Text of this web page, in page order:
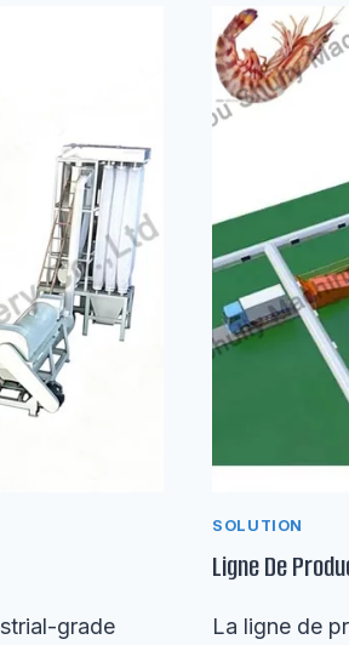
grade
SOLUTION
Ligne De
La ligne de